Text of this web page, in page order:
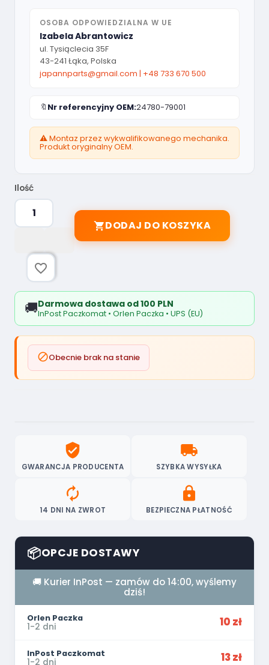
OSOBA ODPOWIEDZIALNA W UE
Izabela Abrantowicz
ul. Tysiąclecia 35F
43-241 Łąka, Polska
japannparts@gmail.com | +48 733 670 500
🔖 Nr referencyjny OEM:24780-79001
⚠️ Montaz przez wykwalifikowanego mechanika.
Produkt oryginalny OEM.
Ilość
DODAJ DO KOSZYKA
favorite_border
🚚Darmowa dostawa od 100 PLN
InPost Paczkomat • Orlen Paczka • UPS (EU)
Obecnie brak na stanie
verified_user
GWARANCJA PRODUCENTA
local_shipping
SZYBKA WYSYŁKA
autorenew
14 DNI NA ZWROT
lock
BEZPIECZNA PŁATNOŚĆ
📦OPCJE DOSTAWY
🚚 Kurier InPost — zamów do 14:00, wyślemy
dziś!
Orlen Paczka
1-2 dni 10 zł
InPost Paczkomat
1-2 dni 13 zł